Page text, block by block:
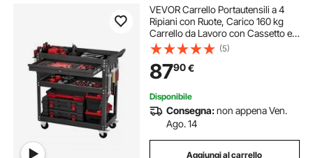
VEVOR Carrello Portautensili a 4
Ripiani con Ruote, Carico 160 kg
Carrello da Lavoro con Cassetto e
Pannello Forato, Organizzatore per
Utensili Meccanici con Sistema di
Bloccaggio per Garage, Nero
(5)
8790€
Disponibile
Consegna:non appena Ven.
Ago. 14
Aggiungi al carrello